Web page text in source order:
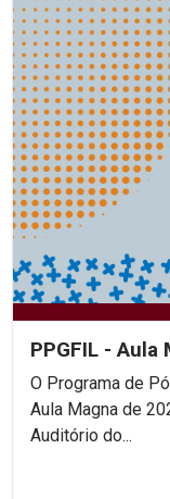
PPGFIL - Aula
O Programa de
Aula Magna de 2024.2. Dia: 15/08/2024
Auditório do...